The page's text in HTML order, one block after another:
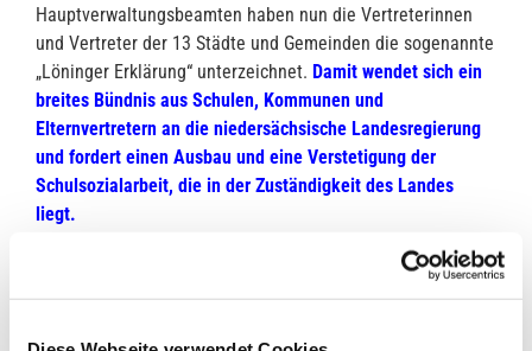
Hauptverwaltungsbeamten haben nun die Vertreterinnen
und Vertreter der 13 Städte und Gemeinden die sogenannte
„Löninger Erklärung“ unterzeichnet. Damit wendet sich ein
breites Bündnis aus Schulen, Kommunen und
Elternvertretern an die niedersächsische Landesregierung
und fordert einen Ausbau und eine Verstetigung der
Schulsozialarbeit, die in der Zuständigkeit des Landes
liegt.
„Wir unterstützen diesen Schulterschluss, um das Land an
seine Verantwortung in diesem immer wichtiger werdenden